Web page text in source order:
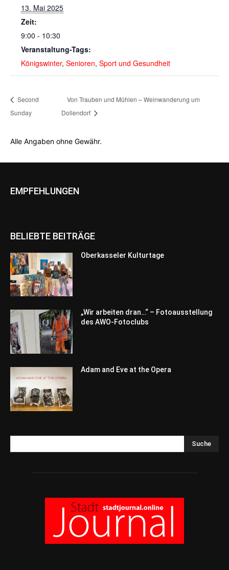
13. Mai 2025
Zeit:
9:00 - 10:30
Veranstaltung-Tags:
Königswinter, Senioren, Sport und Gesundheit
Second
Sunday
Von Trauben und Mühlen – Weinwanderung um
Dollendorf
Alle Angaben ohne Gewähr.
EMPFEHLUNGEN
BELIEBTE BEITRÄGE
Oberkasseler Kulturtage
„Wir arbeiten dran…“ – Fotoausstellung
des AWO-Fotoclubs
Adam and Eve at the Opera
Suche